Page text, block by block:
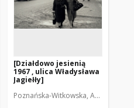
[Działdowo jesienią
1967 , ulica Władysława
Jagiełły]
Poznańska-Witkowska, Anna. Fot.